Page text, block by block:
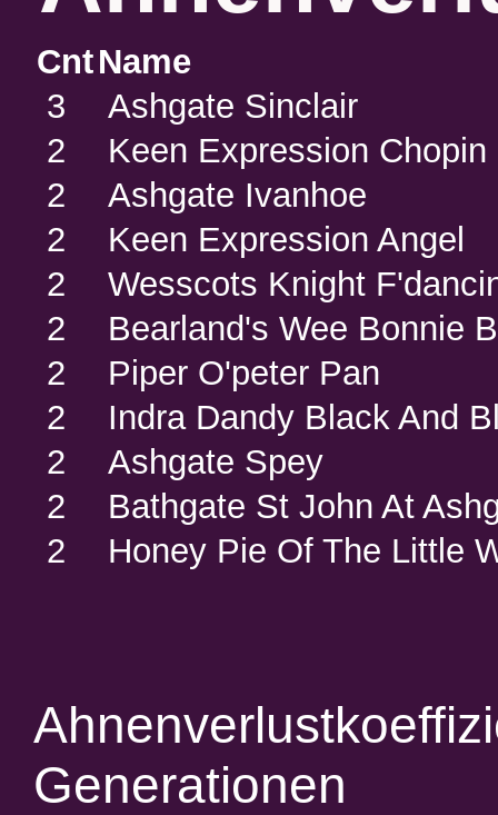
CntName
3
Ashgate Sinclair
2
Keen Expression Chopin
2
Ashgate Ivanhoe
2
Keen Expression Angel
2
Wesscots Knight
2
Bearland's Wee Bonnie
2
Piper O'peter Pan
2
Indra Dandy Black And
2
Ashgate Spey
2
Bathgate St John At
2
Honey Pie Of The Little
Generationen